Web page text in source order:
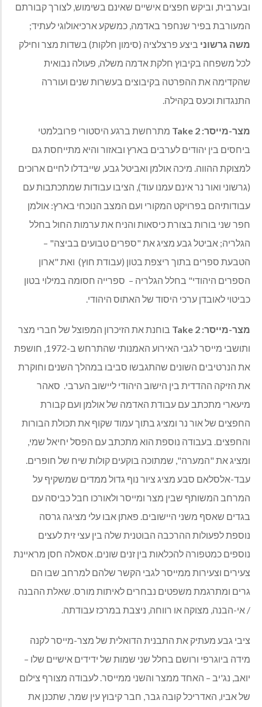
ובערבית, וביקש חפצים אישיים שאינם בשימוש, לצורך קבורתם
המעורבת בפיר שנחפר באדמה, כמשקע ארכיאולוגי לעתיד;
משה גרשוני ביצע פרצלציה (סימון חלקות) בשדות מצר וחילק
לכל משפחה בקיבוץ חלקת אדמה משלה, פעולה נבואית
שהקדימה את ההפרטה בקיבוצים בעשרות שנים ועוררה
התנגדות וכעס בקהילה.
מצר-מייסר: Take 2 מתרחשת ברגע היסטורי פרובלמטי
ביחסים בין יהודים לערבים בארץ ובאזור והיא מתייחסת גם
למצוקת ההווה. מיכה אולמן ואביטל גבע, שייבדלו לחיים ארוכים
(גרשוני ואור נר אינם עמנו עוד), הציבו עבודות שמתכתבות עם
עבודותיהם בפרויקט המקורי ועם המצב הנוכחי בארץ: אולמן
חפר שני בורות בצורת כיסאות והניח את ערמות החול בחלל
הגלריה; אביטל גבע מציג את "ספרים טבועים בביצה" –
הטבעת ספרים בתוך ריצפת בטון (עבודת חוץ) ואת "ארון
הספרים היהודי" בחלל הגלריה – ספרייה חסומה במילוי בטון
כביטוי לאובדן ערכי היסוד של האתוס היהודי.
מצר-מייסר: Take 2 בוחנת את הזיכרון המפוצל של חברי מצר
ותושבי מייסר לגבי האירוע האמנותי שהתרחש ב-1972, חושפת
את הנרטיבים השונים שהתגבשו סביבו במהלך השנים וחוקרת
את הזיקה ההדדית בין הישוב היהודי ליישוב הערבי. סאהר
מיעארי מתכתב עם עבודת האדמה של אולמן ועם קבורת
החפצים של אור נר ומציג בתוך עמוד שקוף את תכולת הבורות
והחפצים. בעבודה נוספת הוא מתכתב עם הפסל יחיאל שמי,
ומציג את "המערה", שמתוכה בוקעים קולות שיח של חופרים.
עבד-אלסלאם סבע מציג ציור נוף גדול ממדים שמשקיף על
המרחב המשותף שבין מצר ומייסר ולאורכו חבל כביסה עם
בגדים שאסף משני היישובים. פאתן אבו עלי מציגה גרסה
נוספת לפעולות ההרכבה הבוטנית שלה בין עצי זית לעצים
נוספים כמטפורה להכלאות בין זנים שונים. אסאלה חסן מראיינת
צעירים וצעירות ממייסר לגבי הקשר שלהם למרחב שבו הם
גרים ומתרגמת משפטים נבחרים לאיתות מורס. שאלת ההבנה
/ אי-הבנה, מצוקה או רווחה, ניצבת במרכז עבודתה.
ציבי גבע מעתיק את התבנית הדואלית של מצר-מייסר לקנה
מידה ביוגרפי ורושם בחלל שני שמות של ידידים אישיים שלו –
יואב, נג'יב – האחד ממצר והשני ממייסר. לעבודה מצורף צילום
של אביו, האדריכל קובה גבר, חבר קיבוץ עין שמר, שתכנן את